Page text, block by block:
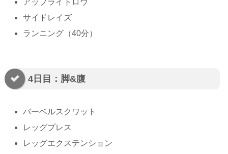
アップライトロウ
サイドレイズ
ランニング（40分）
4日目：脚&腹
バーベルスクワット
レッグプレス
レッグエクステンション